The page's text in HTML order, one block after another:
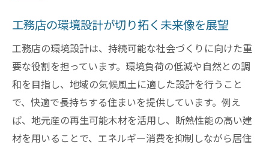
工務店の環境設計が切り拓く未来像を展望
工務店の環境設計は、持続可能な社会づくりに向けた重
要な役割を担っています。環境負荷の低減や自然との調
和を目指し、地域の気候風土に適した設計を行うこと
で、快適で長持ちする住まいを提供しています。例え
ば、地元産の再生可能木材を活用し、断熱性能の高い建
材を用いることで、エネルギー消費を抑制しながら居住